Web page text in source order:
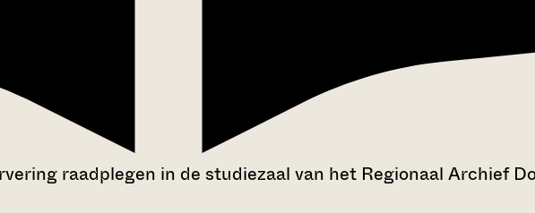
raadplegen in de studiezaal van het Regionaal Archief